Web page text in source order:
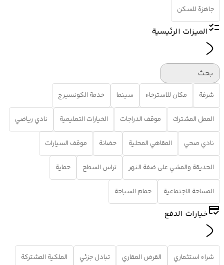
جاهزة للسكن
الميزات الرئيسية
بحث
شرفة مكان للاسترخاء سينما خدمة الكونسيرج
العمل المشترك موقف الدراجات الخيارات التعليمية نادي رياضي
نادي صحي المقاهي المحلية حضانة موقف السيارات
الحديقة والمشي على ضفة النهر تراس السطح حماية
المساحة الاجتماعية حمام السباحة
خيارات الدفع
شراء استثماري القرض العقاري تبادل جزئي الملكية المشتركة